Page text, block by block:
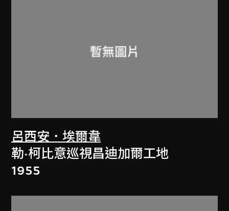
呂西安．埃爾韋
勒·柯比意巡視昌迪加爾工地
1955